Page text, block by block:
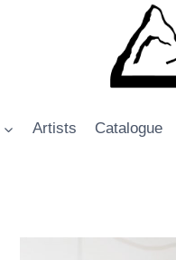
Artists Catalogue